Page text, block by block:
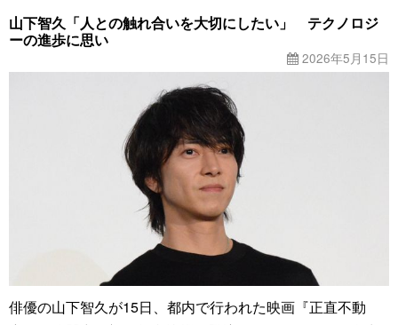
山下智久「人との触れ合いを大切にしたい」 テクノロジ
ーの進歩に思い
2026年5月15日
俳優の山下智久が15日、都内で行われた映画『正直不動